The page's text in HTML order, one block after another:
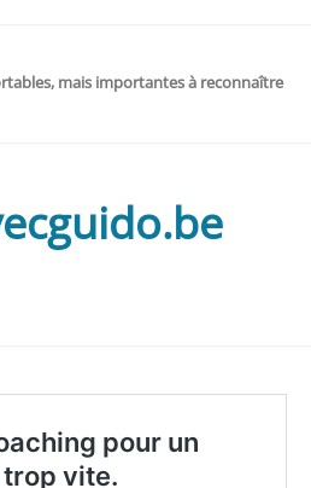
mais importantes à reconnaître